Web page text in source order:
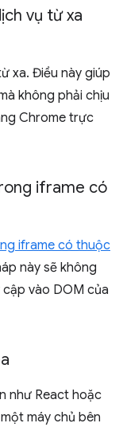
vụ từ xa
xa. Điều này giúp
không phải chịu
Chrome trực
iframe có
iframe có thuộc
này sẽ không
vào DOM của
như React hoặc
máy chủ bên